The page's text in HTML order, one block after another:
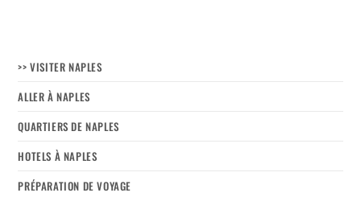
>> VISITER NAPLES
ALLER À NAPLES
QUARTIERS DE NAPLES
HOTELS À NAPLES
PRÉPARATION DE VOYAGE